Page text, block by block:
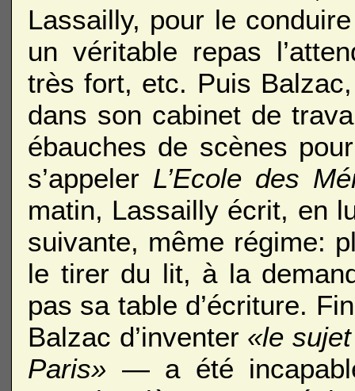
Lassailly, pour le
un véritable repas
très fort, etc. Puis
dans son cabinet de
ébauches de scènes
s’appeler L’Ecole des
matin, Lassailly écrit, en
suivante, même régime:
le tirer du lit, à la
pas sa table d’écriture.
Balzac d’inventer «le
Paris» — a été